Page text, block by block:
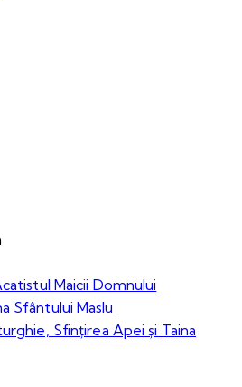
Maicii Domnului
Sfântului Maslu
Sfințirea Apei și Taina